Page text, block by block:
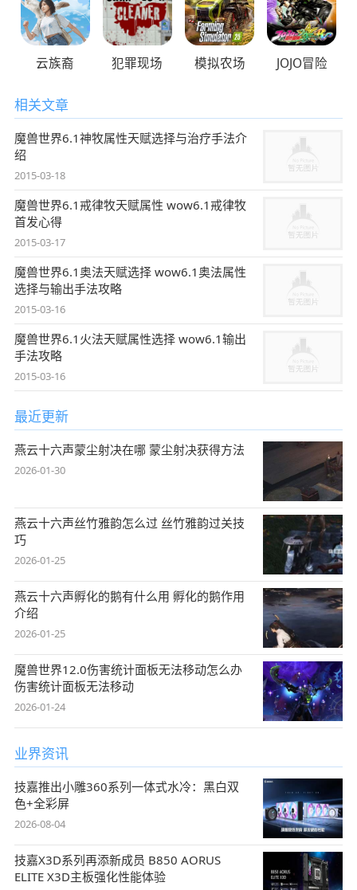
云族裔 犯罪现场 模拟农场 JOJO冒险
相关文章
魔兽世界6.1神牧属性天赋选择与治疗手法介
绍
2015-03-18
魔兽世界6.1戒律牧天赋属性 wow6.1戒律牧
首发心得
2015-03-17
魔兽世界6.1奥法天赋选择 wow6.1奥法属性
选择与输出手法攻略
2015-03-16
魔兽世界6.1火法天赋属性选择 wow6.1输出
手法攻略
2015-03-16
最近更新
燕云十六声蒙尘射决在哪 蒙尘射决获得方法
2026-01-30
燕云十六声丝竹雅韵怎么过 丝竹雅韵过关技
巧
2026-01-25
燕云十六声孵化的鹅有什么用 孵化的鹅作用
介绍
2026-01-25
魔兽世界12.0伤害统计面板无法移动怎么办
伤害统计面板无法移动
2026-01-24
业界资讯
技嘉推出小雕360系列一体式水冷：黑白双
色+全彩屏
2026-08-04
技嘉X3D系列再添新成员 B850 AORUS
ELITE X3D主板强化性能体验